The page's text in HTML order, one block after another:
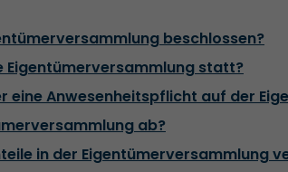
beschlossen?
Eigentümerversammlung statt?
eine Anwesenheitspflicht auf der
ab?
in der Eigentümerversammlung